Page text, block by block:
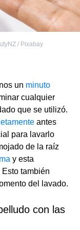
/ Pixabay
un minuto
cualquier
que se utilizó.
antes
para lavarlo
de la raíz
y esta
también
del lavado.
con las